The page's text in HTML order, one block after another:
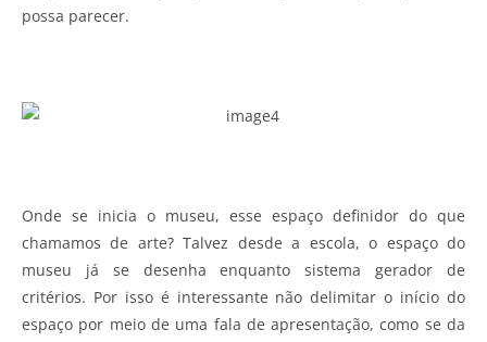
possa parecer.
Onde se inicia o museu, esse espaço definidor do que
chamamos de arte? Talvez desde a escola, o espaço do
museu já se desenha enquanto sistema gerador de
critérios. Por isso é interessante não delimitar o início do
espaço por meio de uma fala de apresentação, como se da